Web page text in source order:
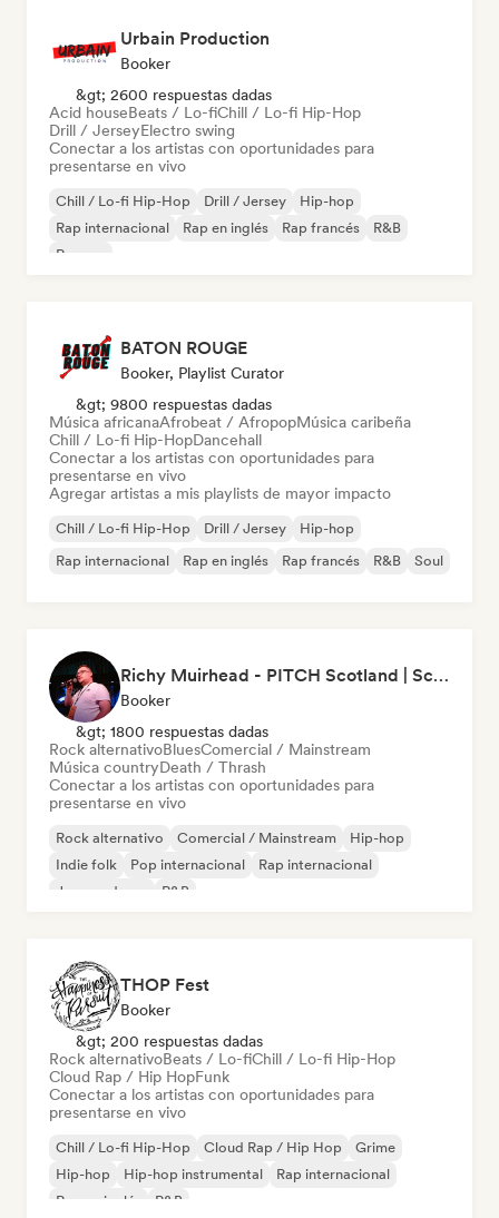
Urbain Production
Booker
&gt; 2600 respuestas dadas
Acid houseBeats / Lo-fiChill / Lo-fi Hip-Hop
Drill / JerseyElectro swing
Conectar a los artistas con oportunidades para
presentarse en vivo
Chill / Lo-fi Hip-Hop Drill / Jersey
Hip-hop
Rap internacional
Rap en inglés Rap francés
R&B
Reggae
BATON ROUGE
Booker, Playlist Curator
&gt; 9800 respuestas dadas
Música africanaAfrobeat / AfropopMúsica caribeña
Chill / Lo-fi Hip-HopDancehall
Conectar a los artistas con oportunidades para
presentarse en vivo
Agregar artistas a mis playlists de mayor impacto
Chill / Lo-fi Hip-Hop Drill / Jersey
Hip-hop
Rap internacional
Rap en inglés Rap francés R&B Soul
Richy Muirhead - PITCH Scotland | Scottish Alternative Music Awards (SAMA)
Booker
&gt; 1800 respuestas dadas
Rock alternativoBluesComercial / Mainstream
Música countryDeath / Thrash
Conectar a los artistas con oportunidades para
presentarse en vivo
Rock alternativo Comercial / Mainstream
Hip-hop
Indie folk
Pop internacional
Rap internacional
Jazz moderno
R&B
THOP Fest
Booker
&gt; 200 respuestas dadas
Rock alternativoBeats / Lo-fiChill / Lo-fi Hip-Hop
Cloud Rap / Hip HopFunk
Conectar a los artistas con oportunidades para
presentarse en vivo
Chill / Lo-fi Hip-Hop Cloud Rap / Hip Hop
Grime
Hip-hop
Hip-hop instrumental
Rap internacional
Rap en inglés
R&B